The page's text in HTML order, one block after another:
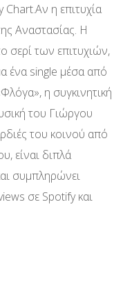
η επιτυχία
Αναστασίας. Η
σερί των επιτυχιών,
ένα single μέσα από
η συγκινητική
του Γιώργου
του κοινού από
είναι διπλά
συμπληρώνει
σε Spotify και